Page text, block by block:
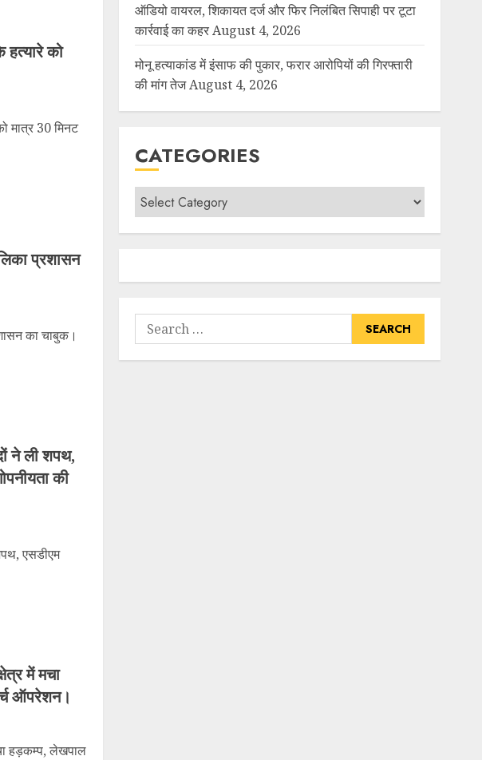
को
मात्र 30 मिनट
प्रशासन
का चाबुक।
ने ली शपथ,
की
एसडीएम
में मचा
ऑपरेशन।
हड़कम्प, लेखपाल
ऑडियो वायरल, शिकायत दर्ज और फिर निलंबित सिपाही पर टूटा
कार्रवाई का कहर August 4, 2026
मोनू हत्याकांड में इंसाफ की पुकार, फरार आरोपियों की गिरफ्तारी
की मांग तेज August 4, 2026
CATEGORIES